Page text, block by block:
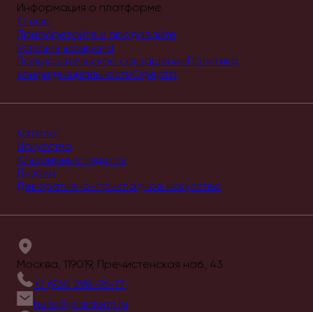
Информация о платформе
О нас
Приобретайте и продавайте
Условия возврата
Пользовательское соглашениеПолитика
конфиденциальностиОферта
Каталог
Искусство
Ювелирные изделия
Дизайн
Декоративно-прикладное искусство
Москва, 119019, Пречистенская наб., 43
+7 (926) 298-76-77
hello@plartform.ru